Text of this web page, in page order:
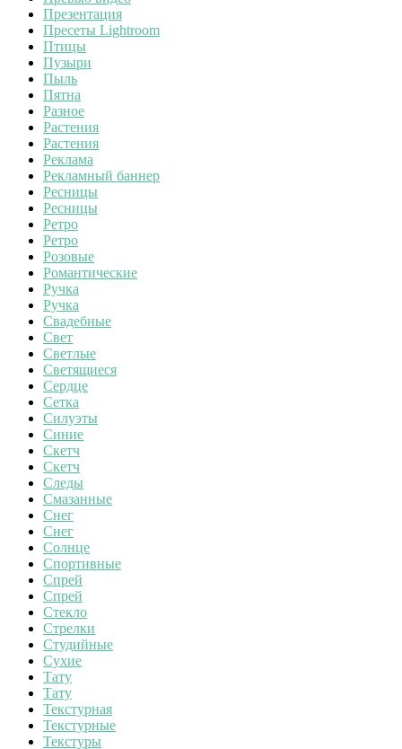
Презентация
Пресеты Lightroom
Птицы
Пузыри
Пыль
Пятна
Разное
Растения
Растения
Реклама
Рекламный баннер
Ресницы
Ресницы
Ретро
Ретро
Розовые
Романтические
Ручка
Ручка
Свадебные
Свет
Светлые
Светящиеся
Сердце
Сетка
Силуэты
Синие
Скетч
Скетч
Следы
Смазанные
Снег
Снег
Солнце
Спортивные
Спрей
Спрей
Стекло
Стрелки
Студийные
Сухие
Тату
Тату
Текстурная
Текстурные
Текстуры